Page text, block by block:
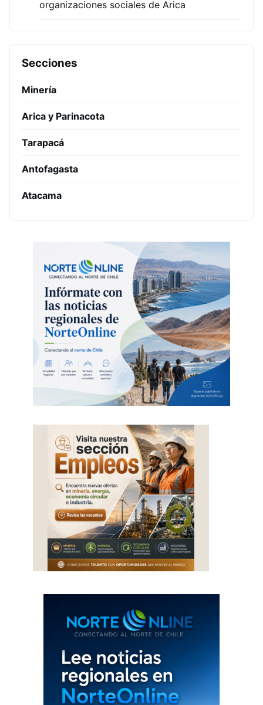
organizaciones sociales de Arica
Secciones
Minería
Arica y Parinacota
Tarapacá
Antofagasta
Atacama